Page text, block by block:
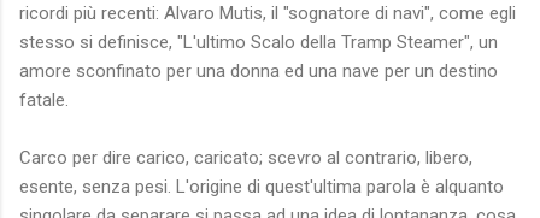
ricordi più recenti: Alvaro Mutis, il "sognatore di navi", come egli
stesso si definisce, "L'ultimo Scalo della Tramp Steamer", un
amore sconfinato per una donna ed una nave per un destino
fatale.
Carco per dire carico, caricato; scevro al contrario, libero,
esente, senza pesi. L'origine di quest'ultima parola è alquanto